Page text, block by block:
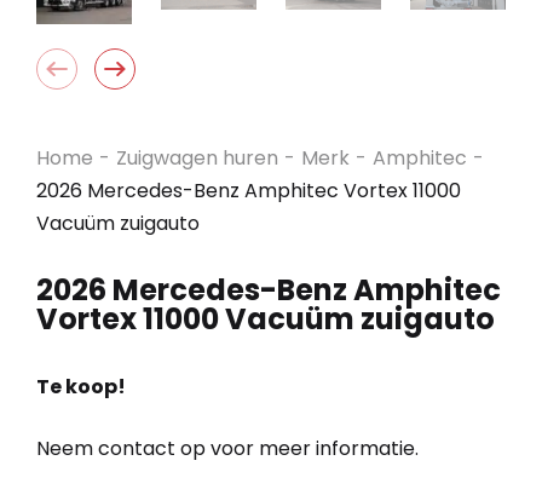
Home - Zuigwagen huren - Merk - Amphitec -
2026 Mercedes-Benz Amphitec Vortex 11000
Vacuüm zuigauto
2026 Mercedes-Benz Amphitec
Vortex 11000 Vacuüm zuigauto
Te koop!
Neem contact op voor meer informatie.